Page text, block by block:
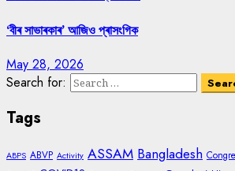
‘বীৰ সাভাৰকাৰ’ আজিও প্ৰাসংগিক
May 28, 2026
Search for:
Tags
ABPS ABVP Activity ASSAM Bangladesh